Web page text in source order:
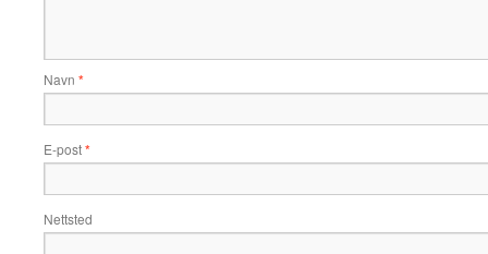
Navn *
E-post*
Nettsted